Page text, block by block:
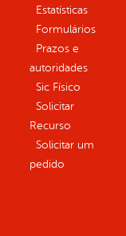
Estatísticas
Formulários
Prazos e
autoridades
Sic Físico
Solicitar
Recurso
Solicitar um
pedido